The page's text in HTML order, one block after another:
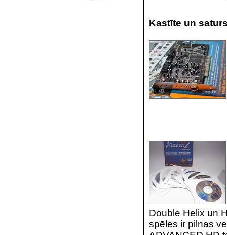
Kastīte un
Double Helix un
spēles ir pilnas